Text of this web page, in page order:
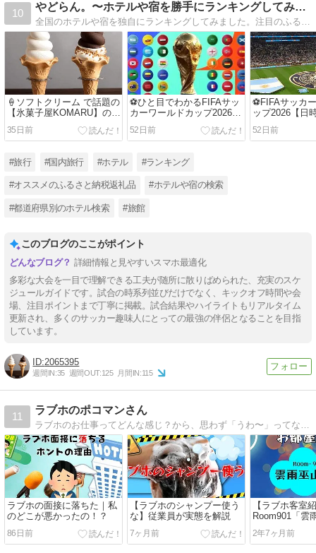
10
やどらん。〜ホテルや宿を勝手にランキングしてみた〜
全国のホテルや宿を独自にランキングしてみました。注目のふるさと納税返礼品や季節の特集も紹介しています。旅行プランやお買い物に、お役立ていただけたら幸いです。
🍦ソフトクリーム で話題の
【氷菓子屋KOMARU】の紹
35日前
⚽ひと目でわかるFIFAサッ
カーワールドカップ2026結
果速報・日程組み合わせ・
グループ順位早見表⚽
52日前
⚽FIFAサッカ
ップ2026【日
52日前
#旅行 #国内旅行 #ホテル #ランキング
#オススメのふるさと納税返礼品 #ホテルや宿の検索
#都道府県別のホテル検索 #旅館
このブログのここがポイント
詳細情報と見やすいスマホ最適化
多彩な大会を一目で理解できる工夫が随所に散りばめられた、充実のスケ
ジュールガイドです。試合の時系列並びだけでなく、キックオフ時間や会
場、注目ポイントまで丁寧に掲載。試合結果やハイライトもリアルタイム
更新され、多くのサッカー趣味人にとっての最強の伴侶となることを目指
しています。
2065395
週間IN:35 週間OUT:125 月間IN:115
11
ラブホのポコマンさん
ラブホのお仕事ってどんな感じ？から、思わず「うわ〜」ってなるラブホテルの闇まで、すべてを明らかにする「ラブホのポコマンさん」。
ラブホの面接に落ちた｜私
のどこが悪かったの！？
86日前
【ラブホのシャンプー使う
な】従業員が実態を解説
7ヶ月前
【ラブホ客室
Room901「雲
2年7ヶ月前